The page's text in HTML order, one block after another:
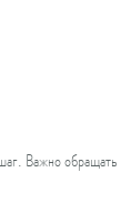
Важно обращать